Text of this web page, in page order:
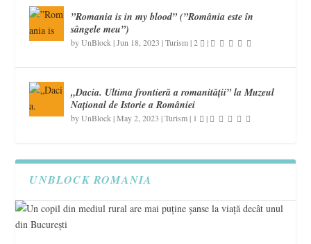
”Romania is in my blood” (”România este în
sângele meu”)
byUnBlock |Jun 18, 2023 |Turism|2 |
„Dacia. Ultima frontieră a romanității” la Muzeul
Național de Istorie a României
byUnBlock |May 2, 2023 |Turism| 1 |
UNBLOCK ROMANIA